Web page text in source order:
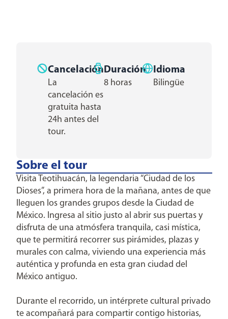
Cancelación
La
cancelación es
gratuita hasta
24h antes del
tour.
Duración
8 horas
Idioma
Bilingüe
Sobre el tour
Visita Teotihuacán, la legendaria “Ciudad de los
Dioses”, a primera hora de la mañana, antes de que
lleguen los grandes grupos desde la Ciudad de
México. Ingresa al sitio justo al abrir sus puertas y
disfruta de una atmósfera tranquila, casi mística,
que te permitirá recorrer sus pirámides, plazas y
murales con calma, viviendo una experiencia más
auténtica y profunda en esta gran ciudad del
México antiguo.
Durante el recorrido, un intérprete cultural privado
te acompañará para compartir contigo historias,